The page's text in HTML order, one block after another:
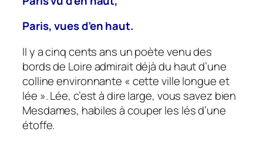
Paris, vues d’en haut.
II y a cinq cents ans un poète venu des
bords de Loire admirait déjà du haut d’une
colline environnante « cette ville longue et
lée ». Lée, c’est à dire large, vous savez bien
Mesdames, habiles à couper les lés d’une
étoffe.